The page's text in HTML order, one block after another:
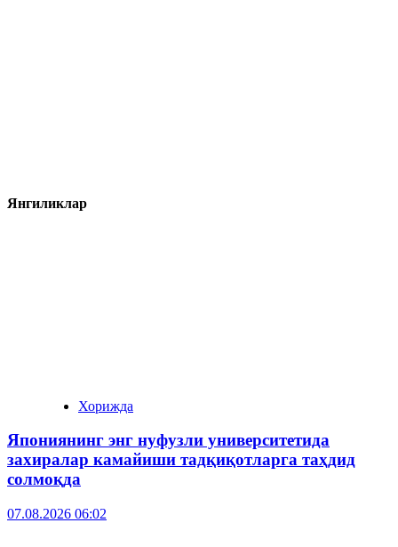
Янгиликлар
Хорижда
Япониянинг энг нуфузли университетида
захиралар камайиши тадқиқотларга таҳдид
солмоқда
07.08.2026 06:02